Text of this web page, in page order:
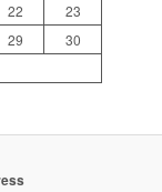
22
23
29
30